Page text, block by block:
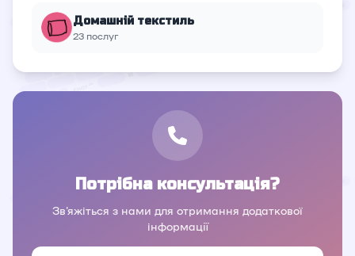
Домашній текстиль
23 послуг
Потрібна консультація?
Зв'яжіться з нами для отримання додаткової
інформації